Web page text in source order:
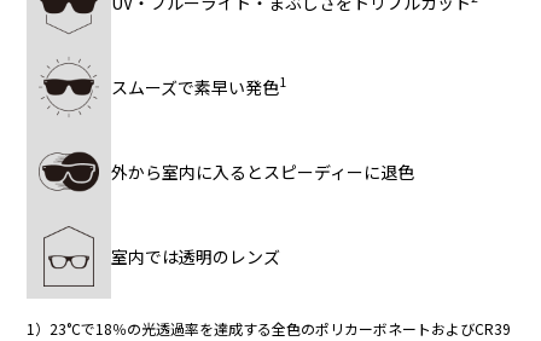
スムーズで素早い発色1
外から室内に入るとスピーディーに退色
室内では透明のレンズ
1）23°Cで18％の光透過率を達成する全色のポリカーボネートおよびCR39